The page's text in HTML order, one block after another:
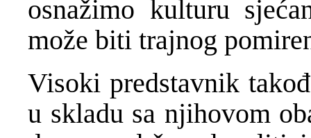
osnažimo kulturu
može biti trajnog
Visoki predstavnik
u skladu sa njihovom